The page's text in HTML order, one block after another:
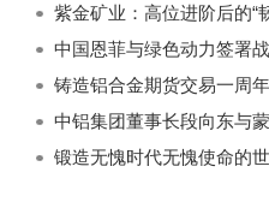
紫金矿业：高位进阶后的“
中国恩菲与绿色动力签署
铸造铝合金期货交易一周